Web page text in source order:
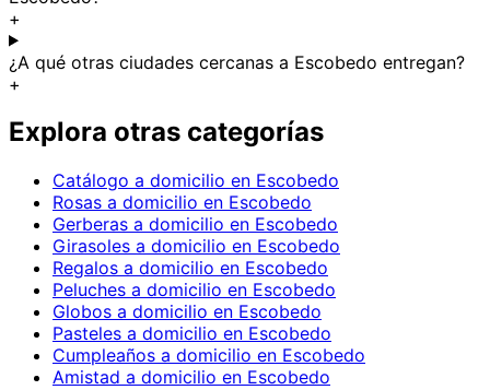
+
¿A qué otras ciudades cercanas a Escobedo entregan?
+
Explora otras categorías
Catálogo a domicilio en Escobedo
Rosas a domicilio en Escobedo
Gerberas a domicilio en Escobedo
Girasoles a domicilio en Escobedo
Regalos a domicilio en Escobedo
Peluches a domicilio en Escobedo
Globos a domicilio en Escobedo
Pasteles a domicilio en Escobedo
Cumpleaños a domicilio en Escobedo
Amistad a domicilio en Escobedo